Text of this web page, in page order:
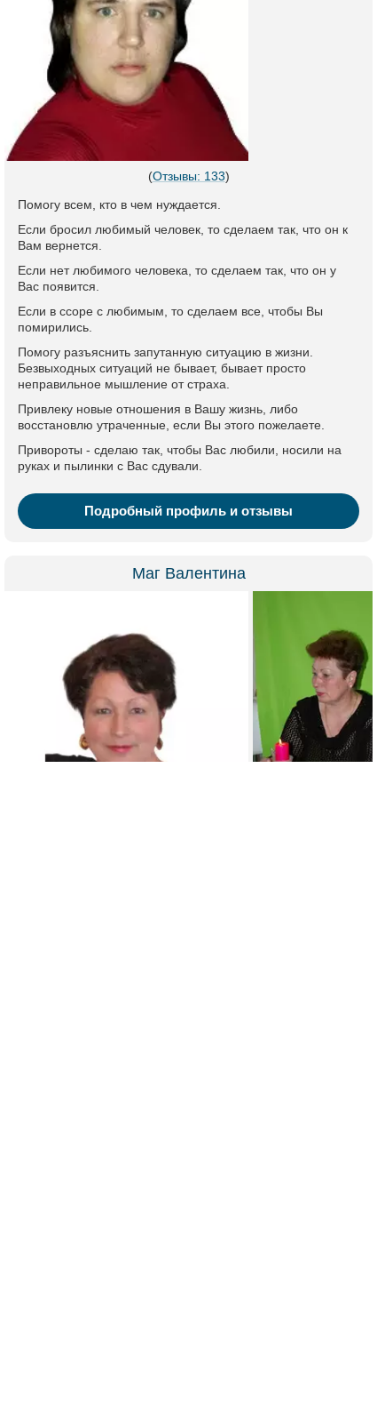
(Отзывы: 133)
Помогу всем, кто в чем нуждается.
Если бросил любимый человек, то сделаем так, что он к
Вам вернется.
Если нет любимого человека, то сделаем так, что он у
Вас появится.
Если в ссоре с любимым, то сделаем все, чтобы Вы
помирились.
Помогу разъяснить запутанную ситуацию в жизни.
Безвыходных ситуаций не бывает, бывает просто
неправильное мышление от страха.
Привлеку новые отношения в Вашу жизнь, либо
восстановлю утраченные, если Вы этого пожелаете.
Привороты - сделаю так, чтобы Вас любили, носили на
руках и пылинки с Вас сдували.
Подробный профиль и отзывы
Маг Валентина